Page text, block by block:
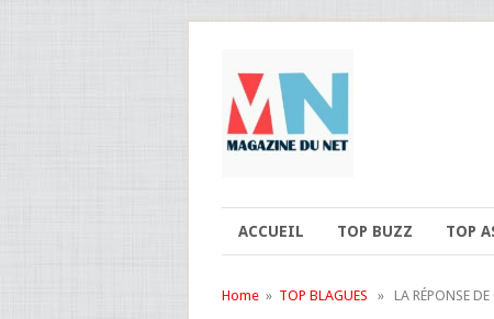
ACCUEIL TOP BUZZ TOP
Home » TOP BLAGUES » LA RÉPONSE DE